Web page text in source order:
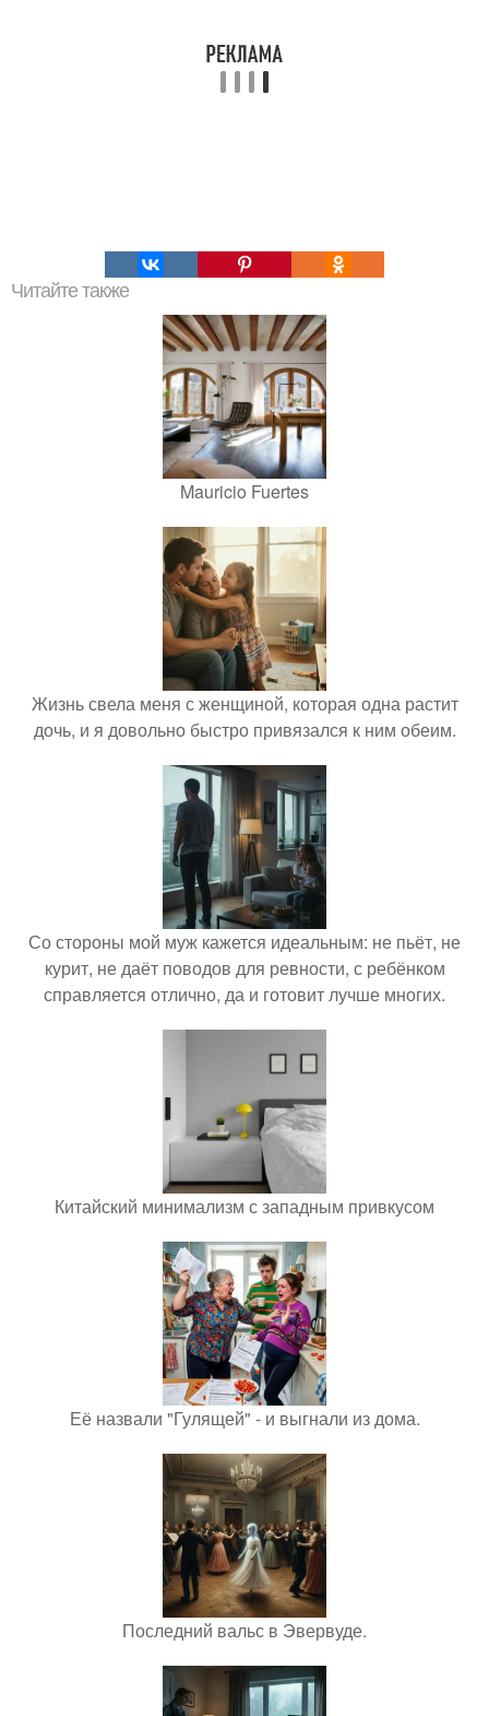
Читайте также
Mauricio Fuertes
Жизнь свела меня с женщиной, которая одна растит
дочь, и я довольно быстро привязался к ним обеим.
Со стороны мой муж кажется идеальным: не пьёт, не
курит, не даёт поводов для ревности, с ребёнком
справляется отлично, да и готовит лучше многих.
Китайский минимализм с западным привкусом
Её назвали "Гулящей" - и выгнали из дома.
Последний вальс в Эвервуде.